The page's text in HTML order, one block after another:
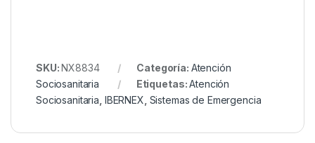
SKU:NX8834 Categoría: Atención
Sociosanitaria
Etiquetas:Atención
Sociosanitaria IBERNEX Sistemas de Emergencia